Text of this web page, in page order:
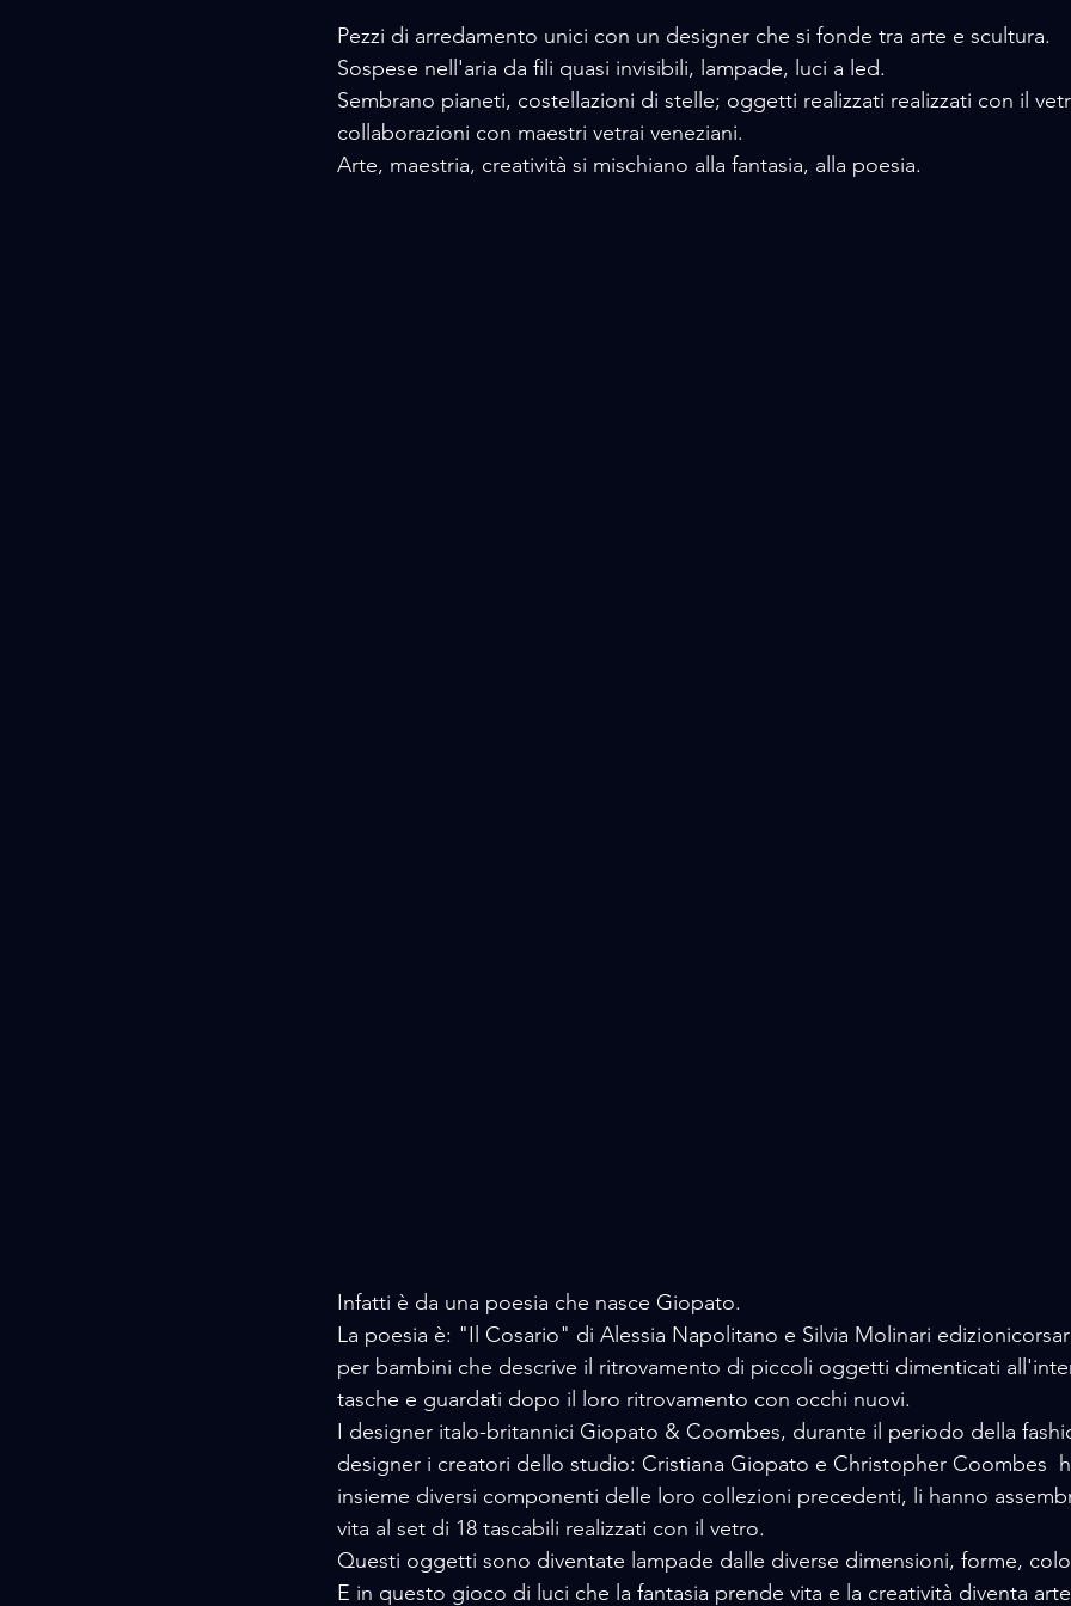
Pezzi di arredamento unici con un designer che si fonde tra arte e scultura.
Sospese nell'aria da fili quasi invisibili, lampade, luci a led.
Sembrano pianeti, costellazioni di stelle; oggetti realizzati realizzati con il
collaborazioni con maestri vetrai veneziani.
Arte, maestria, creatività si mischiano alla fantasia, alla poesia.
Infatti è da una poesia che nasce Giopato.
La poesia è: "Il Cosario" di Alessia Napolitano e Silvia Molinari
per bambini che descrive il ritrovamento di piccoli oggetti dimenticati
tasche e guardati dopo il loro ritrovamento con occhi nuovi.
I designer italo-britannici Giopato & Coombes, durante il periodo della
designer i creatori dello studio: Cristiana Giopato e Christopher Coombes
insieme diversi componenti delle loro collezioni precedenti, li hanno
vita al set di 18 tascabili realizzati con il vetro.
Questi oggetti sono diventate lampade dalle diverse dimensioni, forme,
E in questo gioco di luci che la fantasia prende vita e la creatività diventa